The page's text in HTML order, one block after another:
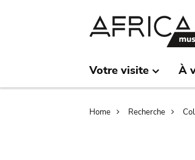
Votre visite À
Home Recherche